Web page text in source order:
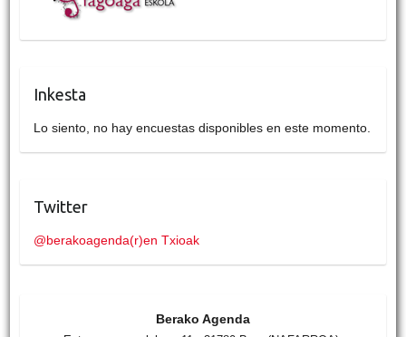
Inkesta
Lo siento, no hay encuestas disponibles en este momento.
Twitter
@berakoagenda(r)en Txioak
Berako Agenda